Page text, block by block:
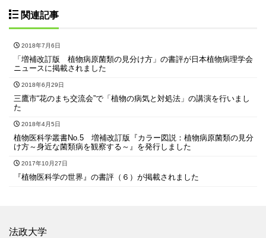
関連記事
2018年7月6日
「増補改訂版 植物病原菌類の見分け方」の書評が日本植物病理学会
ニュースに掲載されました
2018年6月29日
三鷹市“花のまち交流会”で「植物の病気と対処法」の講演を行いまし
た
2018年4月5日
植物医科学叢書No.5 増補改訂版『カラー図説：植物病原菌類の見分
け方～身近な菌類病を観察する～』を発行しました
2017年10月27日
『植物医科学の世界』の書評（６）が掲載されました
法政大学